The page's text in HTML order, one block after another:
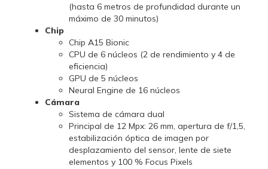
(hasta 6 metros de profundidad durante un
máximo de 30 minutos)
Chip
Chip A15 Bionic
CPU de 6 núcleos (2 de rendimiento y 4 de
eficiencia)
GPU de 5 núcleos
Neural Engine de 16 núcleos
Cámara
Sistema de cámara dual
Principal de 12 Mpx: 26 mm, apertura de f/1,5,
estabili­zación óptica de imagen por
desplazamiento del sensor, lente de siete
elementos y 100 % Focus Pixels